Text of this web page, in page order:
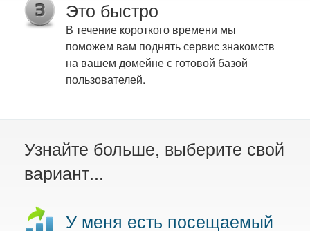
Это быстро
В течение короткого времени мы
поможем вам поднять сервис знакомств
на вашем домейне с готовой базой
пользователей.
Узнайте больше, выберите свой
вариант...
У меня есть посещаемый